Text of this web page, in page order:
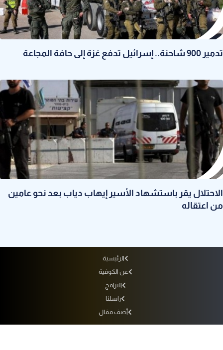
تدمير 900 شاحنة.. إسرائيل تدفع غزة إلى حافة المجاعة
الاحتلال يقر باستشهاد الأسير إيهاب دياب بعد نحو عامين
من اعتقاله
الرئيسية
عن الكوفية
البرامج
راسلنا
أضف مقال